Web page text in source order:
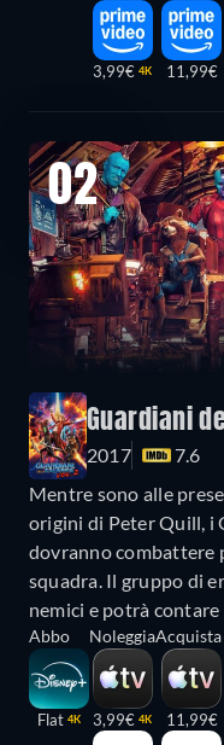
3,99€ 4K 11,99€
02
Guardiani
2017
7.6
Mentre sono alle
origini di Peter Quill, i
dovranno combattere
squadra. Il gruppo di
nemici e potrà
Abbo
Flat 4K
Noleggia
3,99€ 4K
Acquista
11,99€